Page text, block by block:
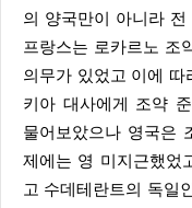
의 양국만이 아니라
프랑스는 로카르노 조
의무가 있었고 이에
키아 대사에게 조약
물어보았으나 영국은
제에는 영 미지근했었
고 수데테란트의 독일